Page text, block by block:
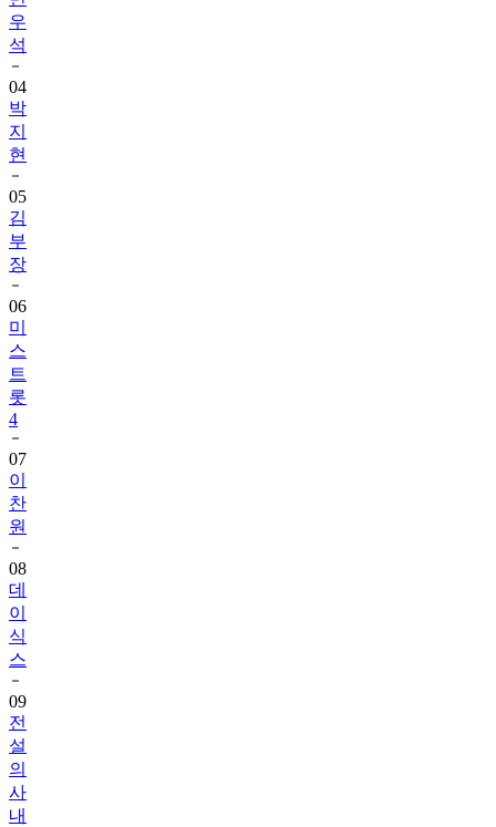
우
석
04
박
지
현
05
김
부
장
06
미
스
트
롯
4
07
이
찬
원
08
데
이
식
스
09
전
설
의
사
내